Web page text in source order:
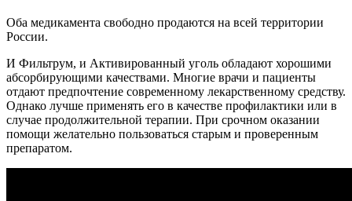
Оба медикамента свободно продаются на всей территории
России.
И Фильтрум, и Активированный уголь обладают хорошими
абсорбирующими качествами. Многие врачи и пациенты
отдают предпочтение современному лекарственному средству.
Однако лучше применять его в качестве профилактики или в
случае продолжительной терапии. При срочном оказании
помощи желательно пользоваться старым и проверенным
препаратом.